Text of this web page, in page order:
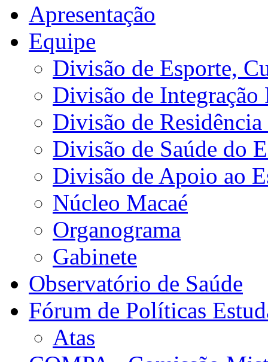
Apresentação
Equipe
Divisão de Esporte,
Divisão de Integração
Divisão de
Divisão de Saúde do
Divisão de Apoio ao
Núcleo Macaé
Organograma
Gabinete
Observatório de Saúde
Fórum de Políticas
Atas